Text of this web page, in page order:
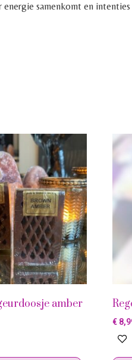
energie samenkomt en
amber
€